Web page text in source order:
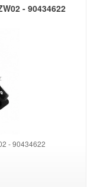
- 90434622
- 90434622